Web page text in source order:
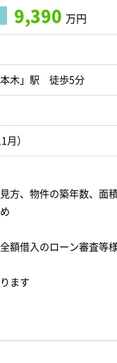
9,390 万円
本木」駅 徒歩5分
）
、物件の築年数、面
借入のローン審査等
ます